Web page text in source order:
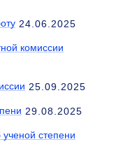
24.06.2025
комиссии
25.09.2025
29.08.2025
степени